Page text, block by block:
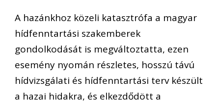
A hazánkhoz közeli katasztrófa a magyar
hídfenntartási szakemberek
gondolkodását is megváltoztatta, ezen
esemény nyomán részletes, hosszú távú
hídvizsgálati és hídfenntartási terv készült
a hazai hidakra, és elkezdődött a